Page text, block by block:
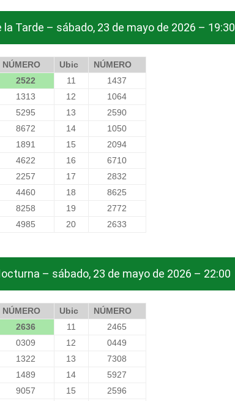
Tarde – sábado, 23 de mayo de 2026 – 19:30
NÚMERO Ubic
NÚMERO
2522 11
1437
1313 12
1064
5295 13
2590
8672 14
1050
1891 15
2094
4622 16
6710
2257 17
2832
4460 18
8625
8258 19
2772
4985 20 2633
– sábado, 23 de mayo de 2026 – 22:00
NÚMERO Ubic
NÚMERO
2636 11
2465
0309 12
0449
1322 13
7308
1489 14
5927
9057 15
2596